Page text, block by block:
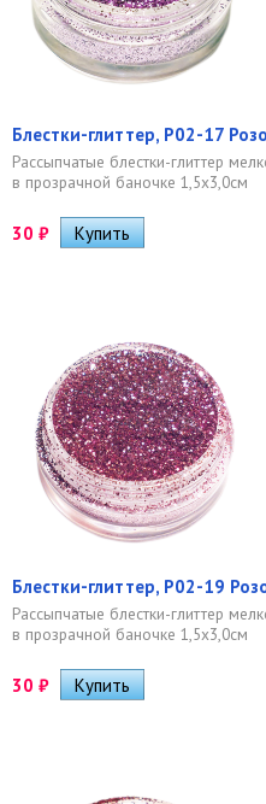
Блестки-глиттер, Р02-17
Рассыпчатые блестки-глиттер
в прозрачной баночке 1,5х3,0см
30 ₽
Блестки-глиттер, Р02-19
Рассыпчатые блестки-глиттер
в прозрачной баночке 1,5х3,0см
30 ₽